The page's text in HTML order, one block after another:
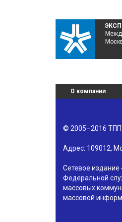
О компании
© 2005–2016
Адрес: 109012,
Сетевое
Федеральной
массовых
массовой